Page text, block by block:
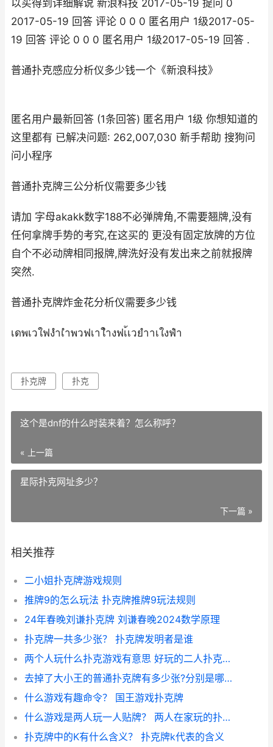
以买得到详细解说 新浪科技 2017-05-19 提问 0
2017-05-19 回答 评论 0 0 0 匿名用户 1级2017-05-
19 回答 评论 0 0 0 匿名用户 1级2017-05-19 回答 .
普通扑克感应分析仪多少钱一个《新浪科技》
匿名用户最新回答 (1条回答) 匿名用户 1级 你想知道的
这里都有 已解决问题: 262,007,030 新手帮助 搜狗问
问小程序
普通扑克牌三公分析仪需要多少钱
请加 字母akakk数字188不必弹牌角,不需要翘牌,没有
任何拿牌手势的考究,在这买的 更没有固定放牌的方位
自个不必动牌相同报牌,牌洗好没有发出来之前就报牌
突然.
普通扑克牌炸金花分析仪需要多少钱
เดพเวใฟงำเำพวฟเาใำงฟเ้เวยำาเใงฟำ
扑克牌 扑克
这个是dnf的什么时装来着？怎么称呼？
« 上一篇
星际扑克网址多少？
下一篇 »
相关推荐
二小姐扑克牌游戏规则
推牌9的怎么玩法 扑克牌推牌9玩法规则
24年春晚刘谦扑克牌 刘谦春晚2024数学原理
扑克牌一共多少张？ 扑克牌发明者是谁
两个人玩什么扑克游戏有意思 好玩的二人扑克牌游戏
去掉了大小王的普通扑克牌有多少张?分别是哪几张 一副扑克牌将大小王去掉
什么游戏有趣命令？ 国王游戏扑克牌
什么游戏是两人玩一人贴牌？ 两人在家玩的扑克牌游戏
扑克牌中的K有什么含义？ 扑克牌k代表的含义